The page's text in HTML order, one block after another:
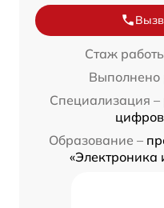
Стаж
Выполнено
Специализация –
Образование –
«Электроника